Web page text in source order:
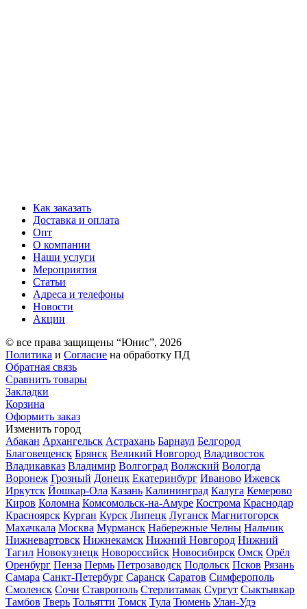
Как заказать
Доставка и оплата
Опт
О компании
Наши услуги
Мероприятия
Статьи
Адреса и телефоны
Новости
Акции
© все права защищены “Юнис”, 2026
Политика и Согласие на обработку ПД
Обратная связь
Сравнить товары
Закладки
Корзина
Оформить заказ
Изменить город
Абакан Архангельск Астрахань Барнаул Белгород
Благовещенск Брянск Великий Новгород Владивосток
Владикавказ Владимир Волгоград Волжский Вологда
Воронеж Грозный Донецк Екатеринбург Иваново Ижевск
Иркутск Йошкар-Ола Казань Калининград Калуга Кемерово
Киров Коломна Комсомольск-на-Амуре Кострома Краснодар
Красноярск Курган Курск Липецк Луганск Магнитогорск
Махачкала Москва Мурманск Набережные Челны Нальчик
Нижневартовск Нижнекамск Нижний Новгород Нижний
Тагил Новокузнецк Новороссийск Новосибирск Омск Орёл
Оренбург Пенза Пермь Петрозаводск Подольск Псков Рязань
Самара Санкт-Петербург Саранск Саратов Симферополь
Смоленск Сочи Ставрополь Стерлитамак Сургут Сыктывкар
Тамбов Тверь Тольятти Томск Тула Тюмень Улан-Удэ